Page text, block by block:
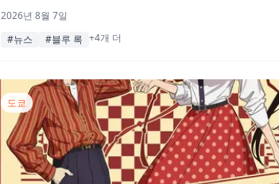
아크릴 마커 참, 트레이딩 캔뱃지 등으로 구성되어 있으며,
2026년 12월부터 전국 매장에서 순차적으로 판매됩니다.
2026년 8월 7일
#뉴스
#블루 록 +4개 더
도쿄